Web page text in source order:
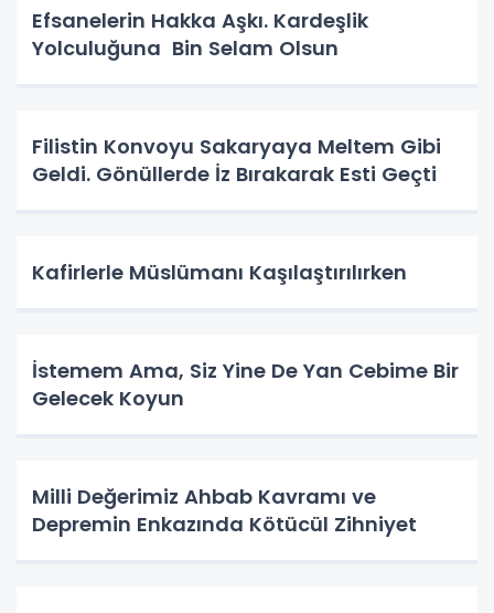
Efsanelerin Hakka Aşkı. Kardeşlik
Yolculuğuna Bin Selam Olsun
Filistin Konvoyu Sakaryaya Meltem Gibi
Geldi. Gönüllerde İz Bırakarak Esti Geçti
Kafirlerle Müslümanı Kaşılaştırılırken
İstemem Ama, Siz Yine De Yan Cebime Bir
Gelecek Koyun
Milli Değerimiz Ahbab Kavramı ve
Depremin Enkazında Kötücül Zihniyet